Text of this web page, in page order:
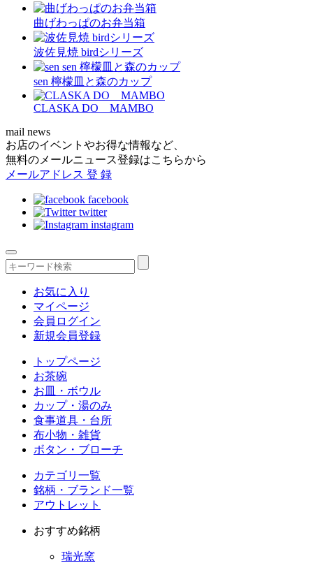
曲げわっぱのお弁当箱
波佐見焼 birdシリーズ
sen 檸檬皿と森のカップ
CLASKA DO MAMBO
mail news
お店のイベントやお得な情報など、
無料のメールニュース登録はこちらから
メールアドレス 登 録
facebook
twitter
instagram
お気に入り
マイページ
会員ログイン
新規会員登録
トップページ
お茶碗
お皿・ボウル
カップ・湯のみ
食事道具・台所
布小物・雑貨
ボタン・ブローチ
カテゴリ一覧
銘柄・ブランド一覧
アウトレット
おすすめ銘柄
瑞光窯